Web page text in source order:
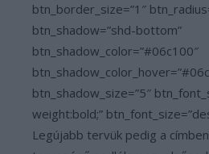
btn_border_size=”1″
btn_shadow=”shd-bottom”
btn_shadow_color=”#06c100″
btn_shadow_size=”5″
weight:bold;”
Legújabb tervük pedig a